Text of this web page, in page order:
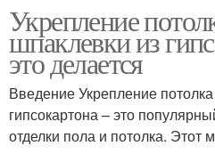
Укрепление
шпаклевки из
это делается
Введение Укрепление
гипсокартона – это
отделки пола и потолка. Этот